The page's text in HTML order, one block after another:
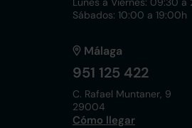
Sábados: 10:00 a 19:00h
Málaga
951 125 422
C. Rafael Muntaner, 9
29004
Cómo llegar